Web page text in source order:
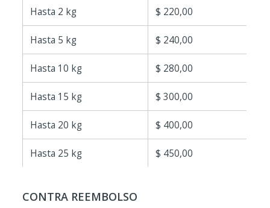
Hasta 2 kg $ 220,00
Hasta 5 kg $ 240,00
Hasta 10 kg $ 280,00
Hasta 15 kg $ 300,00
Hasta 20 kg $ 400,00
Hasta 25 kg $ 450,00
CONTRA REEMBOLSO